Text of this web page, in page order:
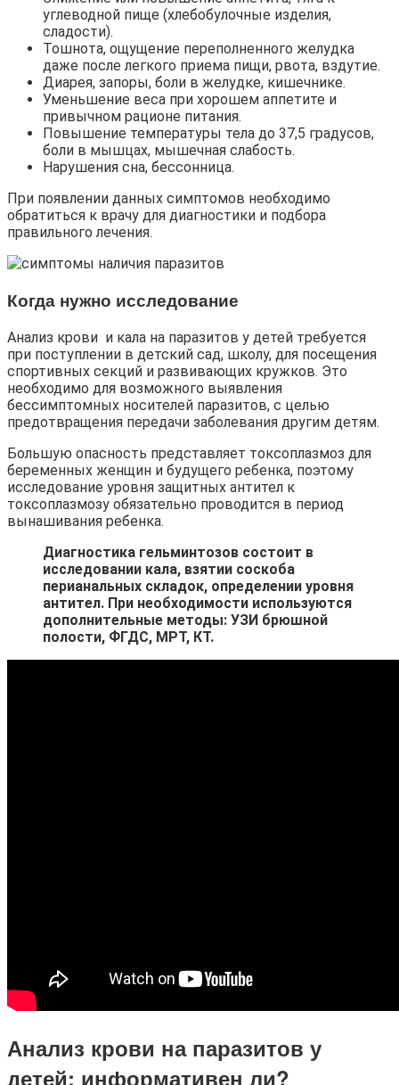
углеводной пище (хлебобулочные изделия,
сладости).
Тошнота, ощущение переполненного желудка
даже после легкого приема пищи, рвота, вздутие.
Диарея, запоры, боли в желудке, кишечнике.
Уменьшение веса при хорошем аппетите и
привычном рационе питания.
Повышение температуры тела до 37,5 градусов,
боли в мышцах, мышечная слабость.
Нарушения сна, бессонница.
При появлении данных симптомов необходимо
обратиться к врачу для диагностики и подбора
правильного лечения.
Когда нужно исследование
Анализ крови и кала на паразитов у детей требуется
при поступлении в детский сад, школу, для посещения
спортивных секций и развивающих кружков. Это
необходимо для возможного выявления
бессимптомных носителей паразитов, с целью
предотвращения передачи заболевания другим детям.
Большую опасность представляет токсоплазмоз для
беременных женщин и будущего ребенка, поэтому
исследование уровня защитных антител к
токсоплазмозу обязательно проводится в период
вынашивания ребенка.
Диагностика гельминтозов состоит в
исследовании кала, взятии соскоба
перианальных складок, определении уровня
антител. При необходимости используются
дополнительные методы: УЗИ брюшной
полости, ФГДС, МРТ, КТ.
Анализ крови на паразитов у
детей: информативен ли?